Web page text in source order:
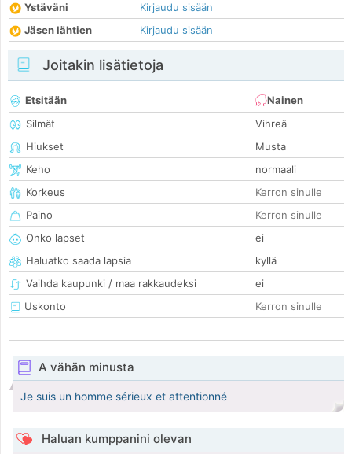
Ystäväni
Kirjaudu sisään
Jäsen lähtien
Kirjaudu sisään
Joitakin lisätietoja
Etsitään
Nainen
Silmät
Vihreä
Hiukset
Musta
Keho
normaali
Korkeus
Kerron sinulle
Paino
Kerron sinulle
Onko lapset
ei
Haluatko saada lapsia
kyllä
Vaihda kaupunki / maa rakkaudeksi
ei
Uskonto
Kerron sinulle
A vähän minusta
Je suis un homme sérieux et attentionné
Haluan kumppanini olevan